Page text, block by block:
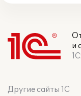
и
Другие сайты 1С